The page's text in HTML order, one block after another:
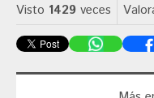
Visto 1429 veces